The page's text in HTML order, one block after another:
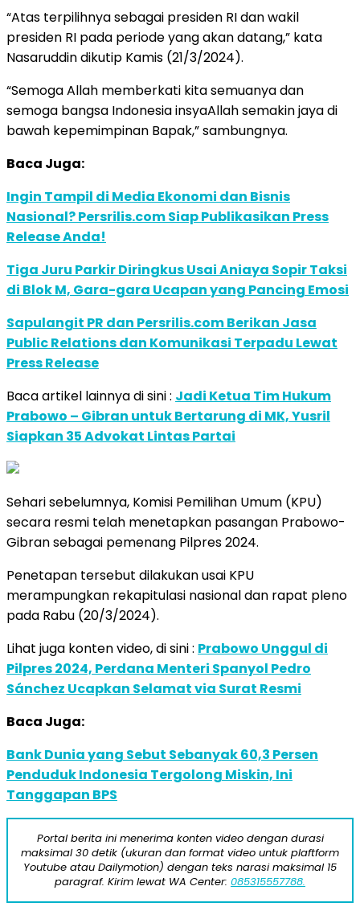
“Atas terpilihnya sebagai presiden RI dan wakil
presiden RI pada periode yang akan datang,” kata
Nasaruddin dikutip Kamis (21/3/2024).
“Semoga Allah memberkati kita semuanya dan
semoga bangsa Indonesia insyaAllah semakin jaya di
bawah kepemimpinan Bapak,” sambungnya.
Baca Juga:
Ingin Tampil di Media Ekonomi dan Bisnis
Nasional? Persrilis.com Siap Publikasikan Press
Release Anda!
Tiga Juru Parkir Diringkus Usai Aniaya Sopir Taksi
di Blok M, Gara-gara Ucapan yang Pancing Emosi
Sapulangit PR dan Persrilis.com Berikan Jasa
Public Relations dan Komunikasi Terpadu Lewat
Press Release
Baca artikel lainnya di sini : Jadi Ketua Tim Hukum
Prabowo – Gibran untuk Bertarung di MK, Yusril
Siapkan 35 Advokat Lintas Partai
Sehari sebelumnya, Komisi Pemilihan Umum (KPU)
secara resmi telah menetapkan pasangan Prabowo-
Gibran sebagai pemenang Pilpres 2024.
Penetapan tersebut dilakukan usai KPU
merampungkan rekapitulasi nasional dan rapat pleno
pada Rabu (20/3/2024).
Lihat juga konten video, di sini : Prabowo Unggul di
Pilpres 2024, Perdana Menteri Spanyol Pedro
Sánchez Ucapkan Selamat via Surat Resmi
Baca Juga:
Bank Dunia yang Sebut Sebanyak 60,3 Persen
Penduduk Indonesia Tergolong Miskin, Ini
Tanggapan BPS
Portal berita ini menerima konten video dengan durasi
maksimal 30 detik (ukuran dan format video untuk plaftform
Youtube atau Dailymotion) dengan teks narasi maksimal 15
paragraf. Kirim lewat WA Center: 085315557788.